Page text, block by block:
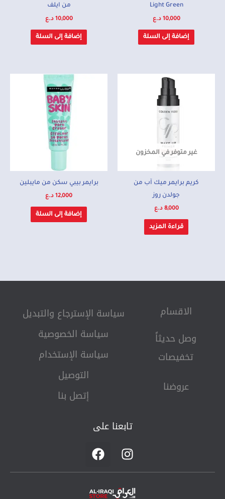
Light Green
10,000 د.ع
إضافة إلى السلة
من ايلف
10,000 د.ع
إضافة إلى السلة
غير متوفر في المخزون
كريم برايمر ميك آب من
جولدن روز
8,000 د.ع
قراءة المزيد
برايمر بيبي سكن من مايبلين
12,000 د.ع
إضافة إلى السلة
الاقسام
وصل حديثاً
تخفيصات
عروضنا
سياسة الإسترجاع والتبديل​
سياسة الخصوصية
سياسة الإستخدام
التوصيل
إتصل بنا
تابعنا على
I
n
s
t
F
a
c